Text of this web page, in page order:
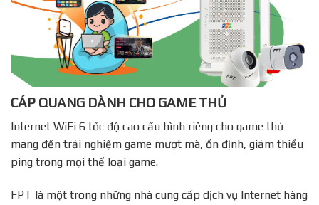
CÁP QUANG DÀNH CHO GAME THỦ
Internet WiFi 6 tốc độ cao cấu hình riêng cho game thủ
mang đến trải nghiệm game mượt mà, ổn định, giảm thiểu
ping trong mọi thể loại game.
FPT là một trong những nhà cung cấp dịch vụ Internet hàng